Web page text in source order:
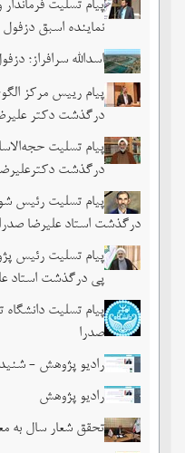
پیام تسلیت
نماینده اسبق دزفول
اسدالله سرافراز؛
پیام رییس مرکز
درگذشت دکتر
پیام تسلیت
درگذشت
پیام تسلیت رئیس
درگذشت استاد علیرضا صدرا
پیام تسلیت رئیس
پی درگذشت استاد
پیام تسلیت
صدرا
رادیو پژوهش -
رادیو پژوهش
تحقق شعار سال به